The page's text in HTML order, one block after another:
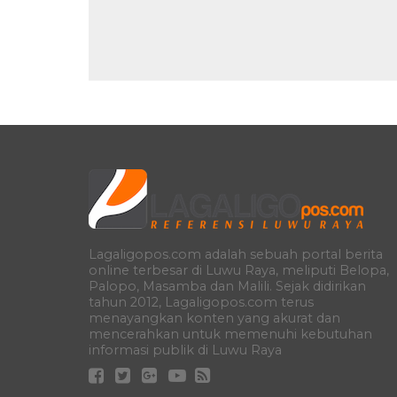
Lagaligopos.com adalah sebuah portal berita
online terbesar di Luwu Raya, meliputi Belopa,
Palopo, Masamba dan Malili. Sejak didirikan
tahun 2012, Lagaligopos.com terus
menayangkan konten yang akurat dan
mencerahkan untuk memenuhi kebutuhan
informasi publik di Luwu Raya